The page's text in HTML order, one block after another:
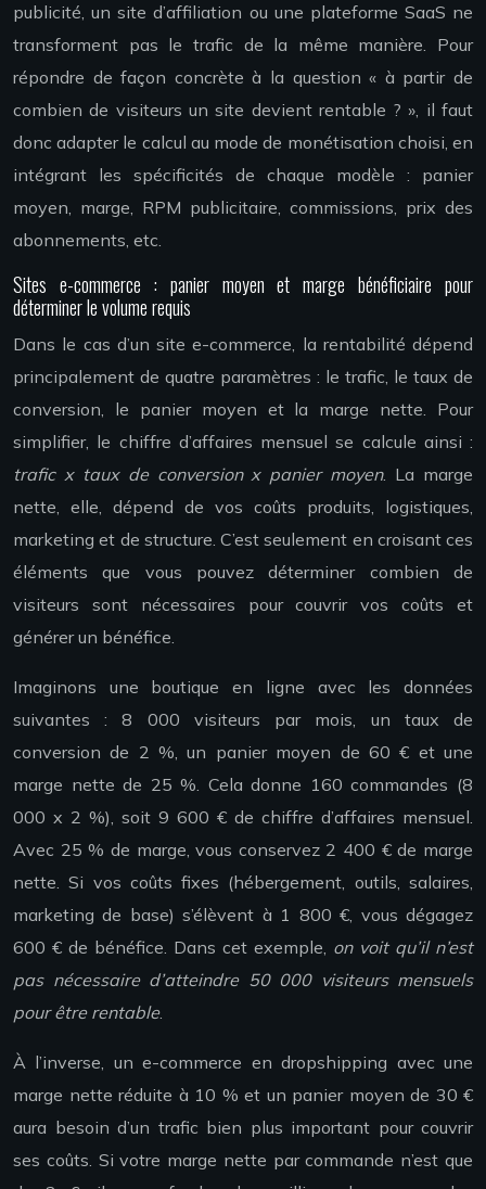
publicité, un site d’affiliation ou une plateforme SaaS ne
transforment pas le trafic de la même manière. Pour
répondre de façon concrète à la question « à partir de
combien de visiteurs un site devient rentable ? », il faut
donc adapter le calcul au mode de monétisation choisi, en
intégrant les spécificités de chaque modèle : panier
moyen, marge, RPM publicitaire, commissions, prix des
abonnements, etc.
Sites e-commerce : panier moyen et marge bénéficiaire pour
déterminer le volume requis
Dans le cas d’un site e-commerce, la rentabilité dépend
principalement de quatre paramètres : le trafic, le taux de
conversion, le panier moyen et la marge nette. Pour
simplifier, le chiffre d’affaires mensuel se calcule ainsi :
trafic x taux de conversion x panier moyen. La marge
nette, elle, dépend de vos coûts produits, logistiques,
marketing et de structure. C’est seulement en croisant ces
éléments que vous pouvez déterminer combien de
visiteurs sont nécessaires pour couvrir vos coûts et
générer un bénéfice.
Imaginons une boutique en ligne avec les données
suivantes : 8 000 visiteurs par mois, un taux de
conversion de 2 %, un panier moyen de 60 € et une
marge nette de 25 %. Cela donne 160 commandes (8
000 x 2 %), soit 9 600 € de chiffre d’affaires mensuel.
Avec 25 % de marge, vous conservez 2 400 € de marge
nette. Si vos coûts fixes (hébergement, outils, salaires,
marketing de base) s’élèvent à 1 800 €, vous dégagez
600 € de bénéfice. Dans cet exemple, on voit qu’il n’est
pas nécessaire d’atteindre 50 000 visiteurs mensuels
pour être rentable.
À l’inverse, un e-commerce en dropshipping avec une
marge nette réduite à 10 % et un panier moyen de 30 €
aura besoin d’un trafic bien plus important pour couvrir
ses coûts. Si votre marge nette par commande n’est que